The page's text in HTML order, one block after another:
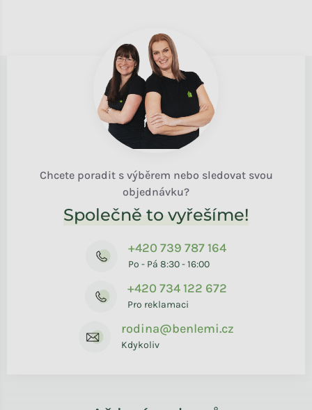
Chcete poradit s výběrem nebo sledovat svou
objednávku?
Společně to vyřešíme!
+420 739 787 164
Po - Pá 8:30 - 16:00
+420 734 122 672
Pro reklamaci
rodina@benlemi.cz
Kdykoliv